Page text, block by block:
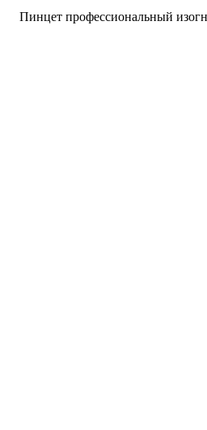
Пинцет профессиональный